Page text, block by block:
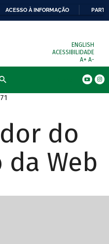
ACESSO À INFORMAÇÃO
ENGLISH
ACESSIBILIDADE
A+ A-
do
da Web